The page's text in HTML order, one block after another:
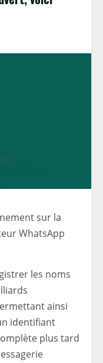
sur la
WhatsApp
les noms
ainsi
identifiant
plus tard